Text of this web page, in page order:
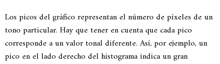
Los picos del gráfico representan el número de píxeles de un
tono particular. Hay que tener en cuenta que cada pico
corresponde a un valor tonal diferente. Así, por ejemplo, un
pico en el lado derecho del histograma indica un gran